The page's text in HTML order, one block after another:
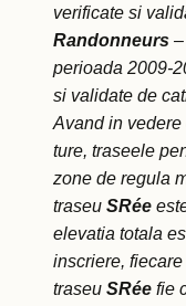
verificate si
Randonneurs
perioada 2009-
si validate de
Avand in
ture, traseele
zone de regula
traseu SRée
elevatia totala
inscriere,
traseu SRée fie